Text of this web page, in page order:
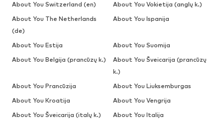
About You Switzerland (en)
About You Vokietija (anglų k.)
About You The Netherlands
(de)
About You Ispanija
About You Estija
About You Suomija
About You Belgija (prancūzų k.)
About You Šveicarija (prancūzų
k.)
About You Prancūzija
About You Liuksemburgas
About You Kroatija
About You Vengrija
About You Šveicarija (italų k.)
About You Italija